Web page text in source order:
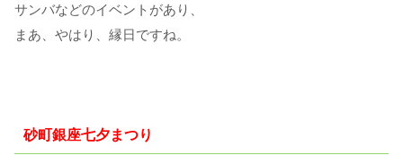
サンバなどのイベントがあり、
まあ、やはり、縁日ですね。
砂町銀座七夕まつり